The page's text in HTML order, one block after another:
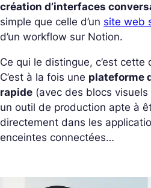
création d’interfaces
simple que celle d’un site web
d’un workflow sur Notion.
Ce qui le distingue, c’est
C’est à la fois une plateforme
rapide (avec des blocs
un outil de production apte à
directement dans les
enceintes connectées…